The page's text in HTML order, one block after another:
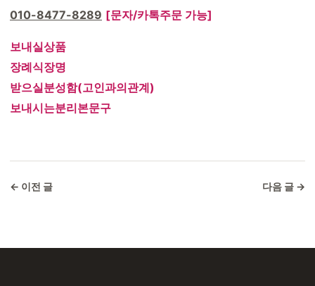
010-8477-8289 [문자/카톡주문 가능]
보내실상품
장례식장명
받으실분성함(고인과의관계)
보내시는분리본문구
← 이전 글 다음 글 →